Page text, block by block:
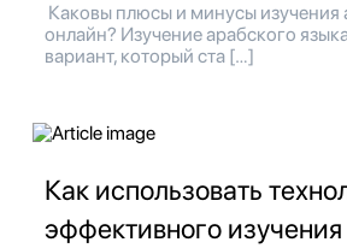
Каковы плюсы и минусы изучения
онлайн? Изучение арабского
вариант, который ста […]
Как использовать
эффективного